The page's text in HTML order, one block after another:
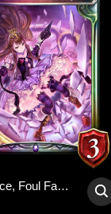
Dark Alice, Foul Fairytale